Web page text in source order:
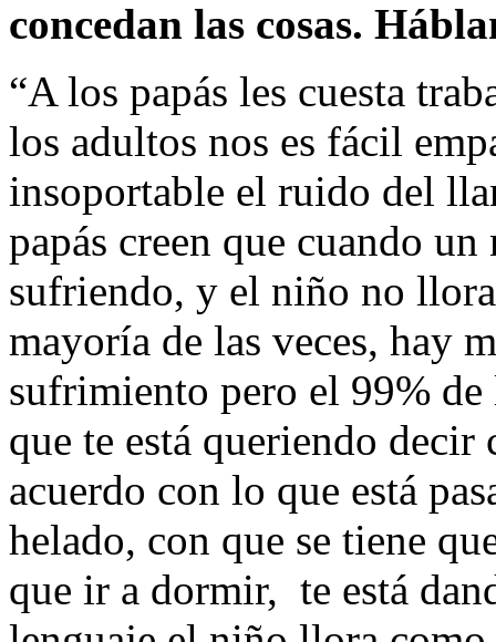
concedan las cosas.
“A los papás les cuesta
los adultos nos es fácil
insoportable el ruido del
papás creen que cuando
sufriendo, y el niño no
mayoría de las veces, hay
sufrimiento pero el 99%
que te está queriendo decir
acuerdo con lo que está
helado, con que se tiene
que ir a dormir, te está